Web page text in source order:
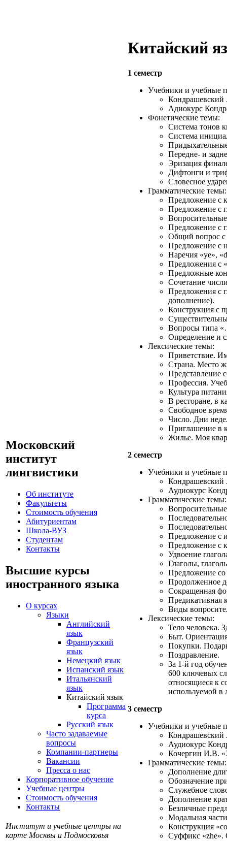
Московский
институт
лингвистики
Об институте
Факультеты
Стоимость обучения
Абитуриентам
Школа-ВУЗ
Студентам
Контакты
Высшие курсы
иностранного языка
О курсах
Языки
Английский
язык
Французский
язык
Немецкий язык
Испанский язык
Итальянский
язык
Китайский язык
Программа
курса
Русский язык
Часто задаваемые
вопросы
Компании-партнеры
Вакансии
Пресса о нас
Корпоративное обучение
Учебные центры
Стоимость обучения
Контакты
Институт и учебные центры на
карте Москвы и Подмосковья
Китайский
1 семестр
Учебники и учебные
Кондрашевский
Адиокурс
Фонетические темы:
Система тонов
Система
Передне- и
Эризация
Дифтонги и
Словесное
Грамматические темы:
Предложение с
Предложение с
Предложение с
Общий вопрос с
Предложение с
Наречия «ye»,
Предложения с
Предложные
Сочетание
Предложения с
дополнение).
Конструкция с
Вопросы типа
Определение и
Лексические темы:
Приветствие.
Страна. Место
Представление
Профессия.
Культура
В ресторане, в
Свободное
Число. Дни
Приглашение в
Жилье. Моя
2 семестр
Учебники и учебные
Кондрашевский
Аудиокурс
Грамматические темы:
Предложение с
Предложение с
Удвоение
Глаголы,
Предложение со
Продолженное
Сокращенная
Предикативная
Виды
Лексические темы:
Тело человека.
Быт.
Покупки.
Поздравление.
За 1-й год
600 ключевых
относящиеся к
используемой в
3 семестр
Учебники и учебные
Кондрашевский
Аудиокурс
Кочергин И.В.
Грамматические темы:
Дополнение
Обозначение
Служебное
Дополнение
Безличные
Модальная
Конструкция
Суффикс «zhe».